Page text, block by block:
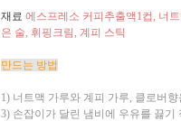
재료 에스프레소 커피추출액1컵, 너
은 술, 휘핑크림, 계피 스틱
만드는 방법
1) 너트맥 가루와 계피 가루, 클로버
3) 손잡이가 달린 냄비에 우유를 끓